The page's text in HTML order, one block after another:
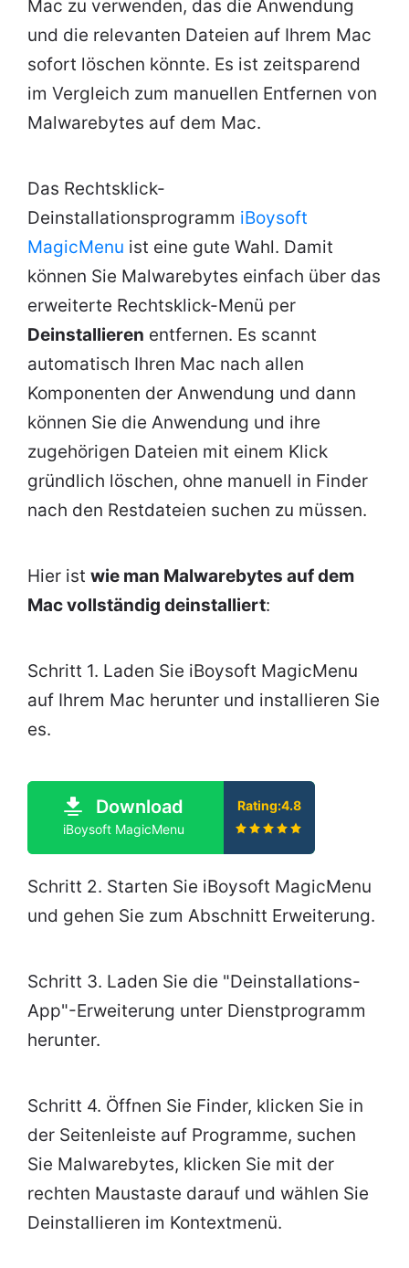
Mac zu verwenden, das die Anwendung
und die relevanten Dateien auf Ihrem Mac
sofort löschen könnte. Es ist zeitsparend
im Vergleich zum manuellen Entfernen von
Malwarebytes auf dem Mac.
Das Rechtsklick-
Deinstallationsprogramm iBoysoft
MagicMenu ist eine gute Wahl. Damit
können Sie Malwarebytes einfach über das
erweiterte Rechtsklick-Menü per
Deinstallieren entfernen. Es scannt
automatisch Ihren Mac nach allen
Komponenten der Anwendung und dann
können Sie die Anwendung und ihre
zugehörigen Dateien mit einem Klick
gründlich löschen, ohne manuell in Finder
nach den Restdateien suchen zu müssen.
Hier ist wie man Malwarebytes auf dem
Mac vollständig deinstalliert:
Schritt 1. Laden Sie iBoysoft MagicMenu
auf Ihrem Mac herunter und installieren Sie
es.
Download
iBoysoft MagicMenu
Rating:4.8
Schritt 2. Starten Sie iBoysoft MagicMenu
und gehen Sie zum Abschnitt Erweiterung.
Schritt 3. Laden Sie die "Deinstallations-
App"-Erweiterung unter Dienstprogramm
herunter.
Schritt 4. Öffnen Sie Finder, klicken Sie in
der Seitenleiste auf Programme, suchen
Sie Malwarebytes, klicken Sie mit der
rechten Maustaste darauf und wählen Sie
Deinstallieren im Kontextmenü.